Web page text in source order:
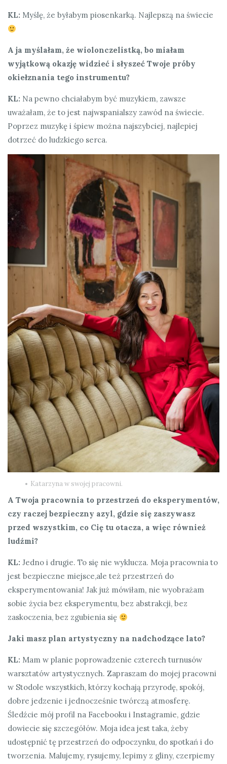
KL: Myślę, że byłabym piosenkarką. Najlepszą na świecie
A ja myślałam, że wiolonczelistką, bo miałam
wyjątkową okazję widzieć i słyszeć Twoje próby
okiełznania tego instrumentu?
KL: Na pewno chciałabym być muzykiem, zawsze
uważałam, że to jest najwspanialszy zawód na świecie.
Poprzez muzykę i śpiew można najszybciej, najlepiej
dotrzeć do ludzkiego serca.
Katarzyna w swojej pracowni.
A Twoja pracownia to przestrzeń do eksperymentów,
czy raczej bezpieczny azyl, gdzie się zaszywasz
przed wszystkim, co Cię tu otacza, a więc również
ludźmi?
KL: Jedno i drugie. To się nie wyklucza. Moja pracownia to
jest bezpieczne miejsce,ale też przestrzeń do
eksperymentowania! Jak już mówiłam, nie wyobrażam
sobie życia bez eksperymentu, bez abstrakcji, bez
zaskoczenia, bez zgubienia się
Jaki masz plan artystyczny na nadchodzące lato?
KL: Mam w planie poprowadzenie czterech turnusów
warsztatów artystycznych. Zapraszam do mojej pracowni
w Stodole wszystkich, którzy kochają przyrodę, spokój,
dobre jedzenie i jednocześnie twórczą atmosferę.
Śledźcie mój profil na Facebooku i Instagramie, gdzie
dowiecie się szczegółów. Moja idea jest taka, żeby
udostępnić tę przestrzeń do odpoczynku, do spotkań i do
tworzenia. Malujemy, rysujemy, lepimy z gliny, czerpiemy